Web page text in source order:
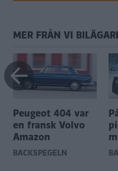
MER FRÅN VI
Peugeot 404 var
en fransk Volvo
Amazon
BACKSPEGELN